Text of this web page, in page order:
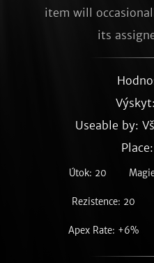
item will
its
Výskyt:
Useable by:
Útok: 20
Rezistence: 20
Apex Rate: +6%